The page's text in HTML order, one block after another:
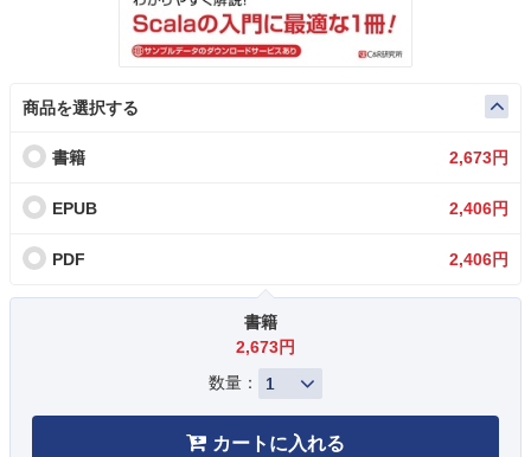
商品を選択する
書籍 2,673円
EPUB 2,406円
PDF 2,406円
書籍
2,673円
数量：
カートに入れる